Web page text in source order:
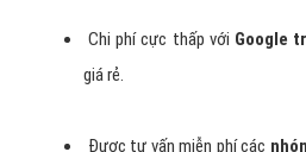
Chi phí cực thấp với Google
giá rẻ.
Được tư vấn miễn phí các